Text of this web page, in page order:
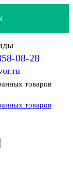
08-28
товаров
товаров